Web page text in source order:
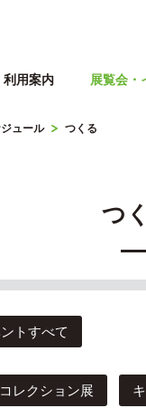
利用案内 展覧会・
ュール つくる
つ
トすべて
コレクション展